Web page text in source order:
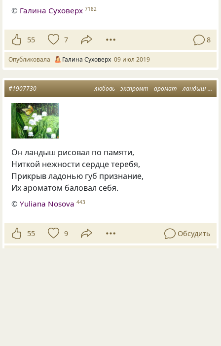
© Галина Суховерх 7182
55 7 8
Опубликовала Галина Суховерх 09 июл 2019
любовь экспромт аромат ландыш
#1907730
Он ландыш рисовал по памяти,
Ниткой нежности сердце теребя,
Прикрыв ладонью губ признание,
Их ароматом баловал себя.
©Yuliana Nosova 443
55 9 Обсудить